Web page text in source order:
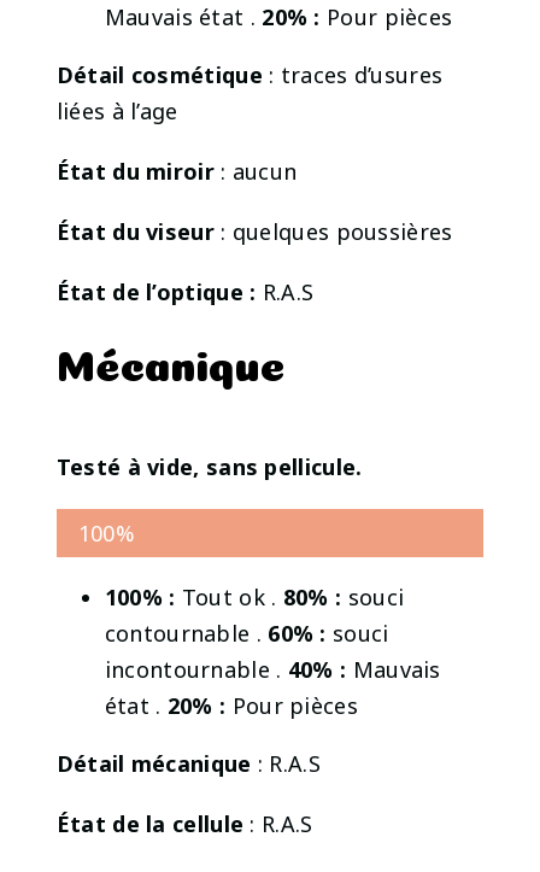
Mauvais état . 20% : Pour pièces
Détail cosmétique : traces d’usures
liées à l’age
État du miroir: aucun
État du viseur: quelques poussières
État de l’optique : R.A.S
Mécanique
Testé à vide, sans pellicule.
100%
100% : Tout ok . 80% : souci
contournable . 60% : souci
incontournable . 40% : Mauvais
état . 20% : Pour pièces
Détail mécanique : R.A.S
État de la cellule : R.A.S